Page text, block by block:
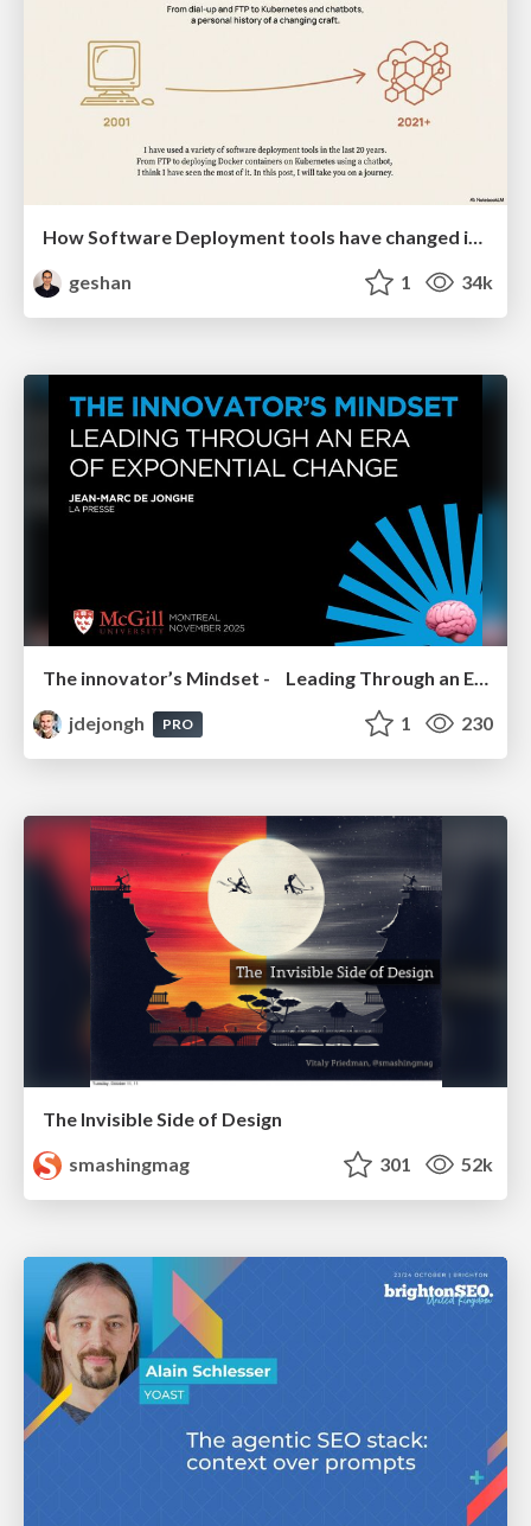
geshan
1 34k
The innovator’s Mindset - Leading Through an Era of Exponential Change - McGill University 2025
jdejongh
PRO 1 230
The Invisible Side of Design
smashingmag
301 52k